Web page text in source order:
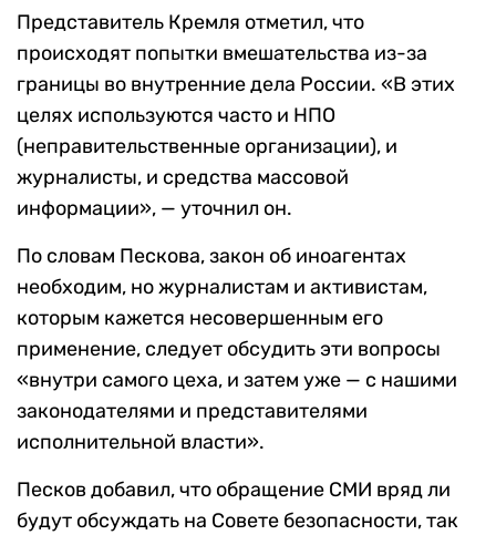
Представитель Кремля отметил, что
происходят попытки вмешательства из-за
границы во внутренние дела России. «В этих
целях используются часто и НПО
(неправительственные организации), и
журналисты, и средства массовой
информации», — уточнил он.
По словам Пескова, закон об иноагентах
необходим, но журналистам и активистам,
которым кажется несовершенным его
применение, следует обсудить эти вопросы
«внутри самого цеха, и затем уже — с нашими
законодателями и представителями
исполнительной власти».
Песков добавил, что обращение СМИ вряд ли
будут обсуждать на Совете безопасности, так